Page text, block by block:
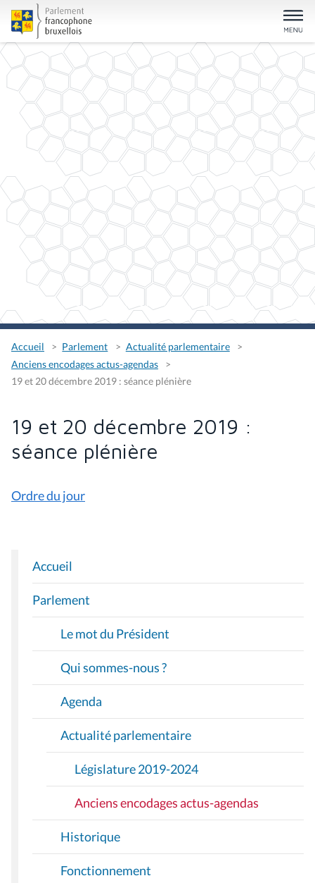
Accueil Parlement
Actualité parlementaire
Anciens encodages actus-agendas
19 et 20 décembre 2019 : séance plénière
19 et 20 décembre 2019 :
séance plénière
Ordre du jour
N
A
V
G
T
O
Accueil
Parlement
Le mot du Président
Qui sommes-nous ?
Agenda
Actualité parlementaire
Législature 2019-2024
Anciens encodages actus-agendas
Historique
Fonctionnement